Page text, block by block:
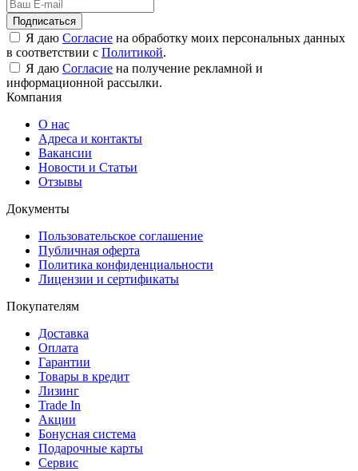
Подписаться
Я даю Согласие на обработку моих персональных данных
в соответствии с Политикой.
Я даю Согласие на получение рекламной и
информационной рассылки.
Компания
О нас
Адреса и контакты
Вакансии
Новости и Статьи
Отзывы
Документы
Пользовательское соглашение
Публичная оферта
Политика конфиденциальности
Лицензии и сертификаты
Покупателям
Доставка
Оплата
Гарантии
Товары в кредит
Лизинг
Trade In
Акции
Бонусная система
Подарочные карты
Сервис